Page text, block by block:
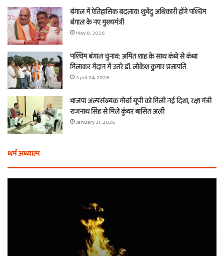
बंगाल में ऐतिहासिक बदलाव! शुभेंदु अधिकारी होंगे पश्चिम
बंगाल के नए मुख्यमंत्री
May 8, 2026
पश्चिम बंगाल चुनाव: अमित शाह के साथ कंधे से कंधा
मिलाकर मैदान में उतरे डॉ. लोकेश कुमार प्रजापति
April 24, 2026
भाजपा अल्पसंख्यक मोर्चा यूपी को मिली नई दिशा, रक्षा मंत्री
राजनाथ सिंह से मिले कुंवर बासित अली
January 31, 2026
धर्म अध्यात्म